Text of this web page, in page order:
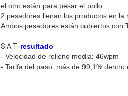
el otro están para pesar el pollo.
2 pesadores llenan los productos en la
Ambos pesadores están cubiertos con
S.A.T. resultado
- Velocidad de relleno media: 46wpm
- Tarifa del paso: más de 99,1%